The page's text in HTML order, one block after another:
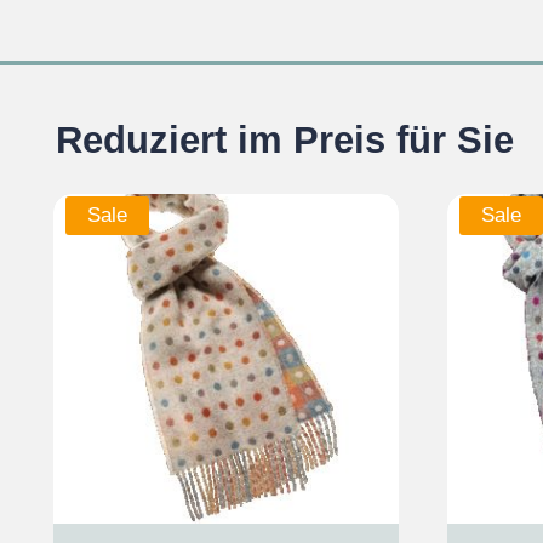
Reduziert im Preis für Sie
Sale Sale